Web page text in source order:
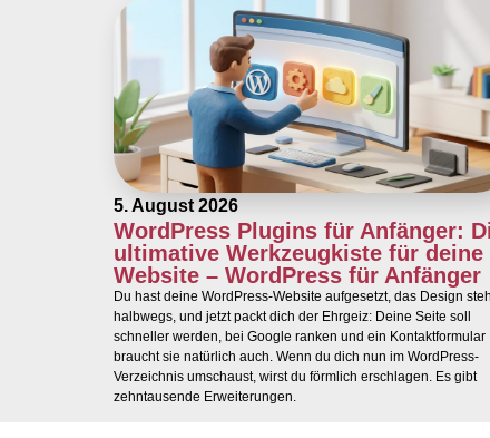
5. August 2026
WordPress Plugins für Anfänger:
ultimative Werkzeugkiste für deine
Website – WordPress für Anfänger
Du hast deine WordPress-Website aufgesetzt, das Design
halbwegs, und jetzt packt dich der Ehrgeiz: Deine Seite soll
schneller werden, bei Google ranken und ein Kontaktformular
braucht sie natürlich auch. Wenn du dich nun im WordPress-
Verzeichnis umschaust, wirst du förmlich erschlagen. Es gibt
zehntausende Erweiterungen.